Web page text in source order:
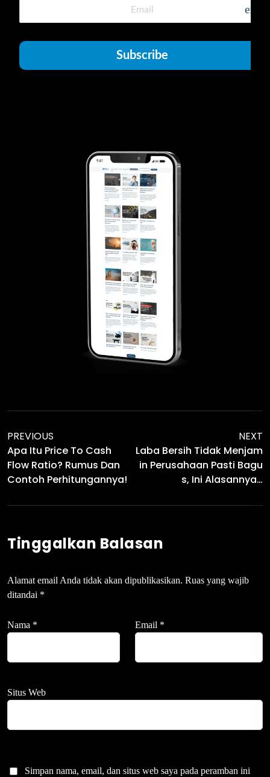
Subscribe
PREVIOUS
Apa Itu Price To Cash
Flow Ratio? Rumus Dan
Contoh Perhitungannya!
NEXT
Laba Bersih Tidak Menjam
In Perusahaan Pasti Bagu
S, Ini Alasannya…
Tinggalkan Balasan
Alamat email Anda tidak akan dipublikasikan. Ruas yang wajib
ditandai *
Nama * Email *
Situs Web
Simpan nama, email, dan situs web saya pada peramban ini